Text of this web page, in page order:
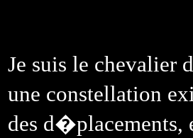
Je suis le chevalier
une constellation
des d�placements,